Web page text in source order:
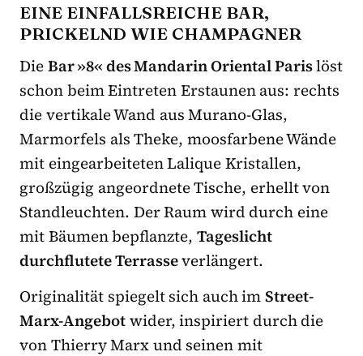
EINE EINFALLSREICHE BAR,
PRICKELND WIE CHAMPAGNER
DieBar »8« des Mandarin Oriental Parislöst
schon beim Eintreten Erstaunen aus: rechts
die vertikale Wand aus Murano-Glas,
Marmorfels als Theke, moosfarbene Wände
mit eingearbeiteten Lalique Kristallen,
großzügig angeordnete Tische, erhellt von
Standleuchten. Der Raum wird durch eine
mit Bäumen bepflanzte, Tageslicht
durchflutete Terrasseverlängert.
Originalität spiegelt sich auch imStreet-
Marx-Angebotwider, inspiriert durch die
von Thierry Marx und seinen mit